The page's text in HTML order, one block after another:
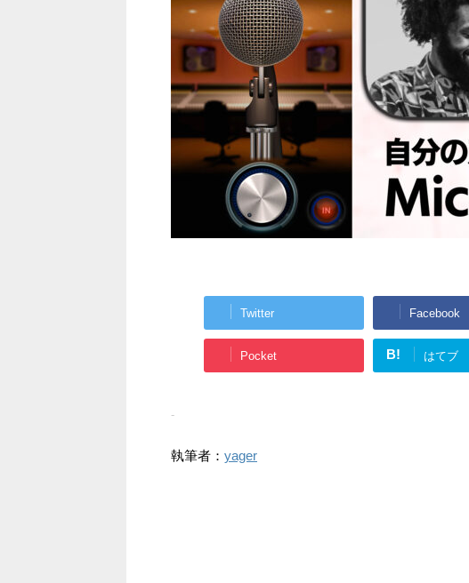
Twitter Facebook
Pocket B! はてブ
-
執筆者： yager